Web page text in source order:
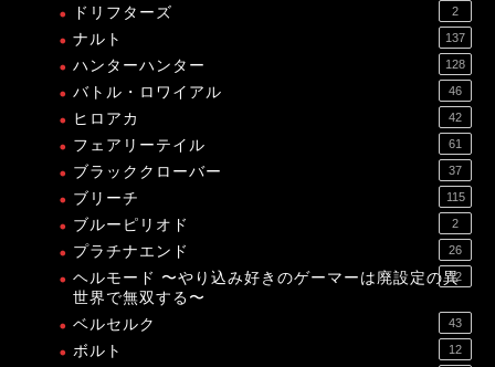
ドリフターズ 2
ナルト 137
ハンターハンター 128
バトル・ロワイアル 46
ヒロアカ 42
フェアリーテイル 61
ブラッククローバー 37
ブリーチ 115
ブルーピリオド 2
プラチナエンド 26
ヘルモード 〜やり込み好きのゲーマーは廃設定の異
世界で無双する〜
12
ベルセルク 43
ボルト 12